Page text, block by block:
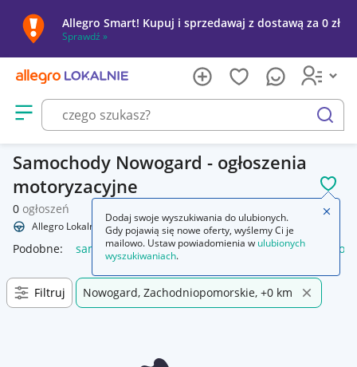
Allegro Smart! Kupuj i sprzedawaj z dostawą za 0 zł
Sprawdź »
Otwórz menu z kategoriami
szukaj
Samochody Nowogard - ogłoszenia
motoryzacyjne
0 ogłoszeń
Allegro Lokalnie Motoryzacja Samochody
Podobne: samochody samochody osobowe używane lego
Filtruj Nowogard, Zachodniopomorskie, +0 km
Dodaj swoje wyszukiwania do ulubionych.
Gdy pojawią się nowe oferty, wyślemy Ci je
mailowo. Ustaw powiadomienia w ulubionych
wyszukiwaniach.